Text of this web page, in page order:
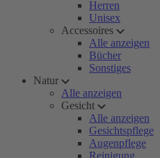
Herren
Unisex
Accessoires
Alle anzeigen
Bücher
Sonstiges
Natur
Alle anzeigen
Gesicht
Alle anzeigen
Gesichtspflege
Augenpflege
Reinigung